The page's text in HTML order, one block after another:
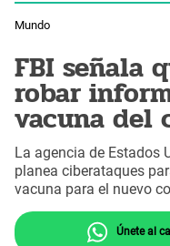
Mundo
FBI señala
robar
vacuna del
La agencia de Estados
planea ciberataques
vacuna para el nuevo
Únete al